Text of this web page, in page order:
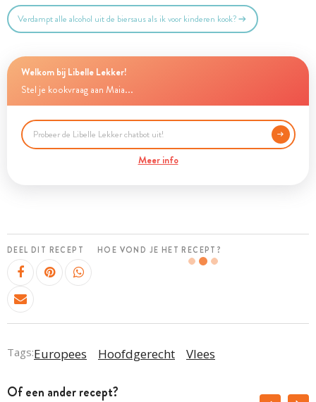
Verdampt alle alcohol uit de biersaus als ik voor kinderen kook?
Welkom bij Libelle Lekker!
Stel je kookvraag aan Maia...
Meer info
DEEL DIT RECEPT HOE VOND JE HET RECEPT?
Tags:Europees Hoofdgerecht Vlees
Of een ander recept?